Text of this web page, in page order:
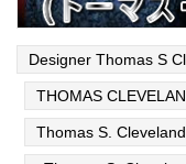
Designer Thomas S
THOMAS
Thomas S. Cleveland